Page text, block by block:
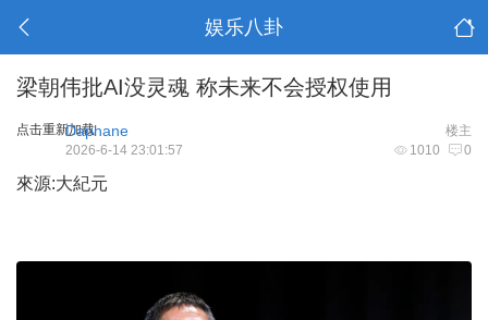
娱乐八卦
梁朝伟批AI没灵魂 称未来不会授权使用
点击重新加载 楼主
Daphane
1010 0
2026-6-14 23:01:57
來源:大紀元